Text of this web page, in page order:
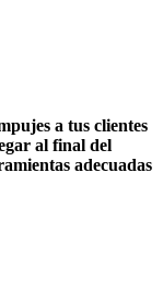
a tus clientes
al final del
adecuadas